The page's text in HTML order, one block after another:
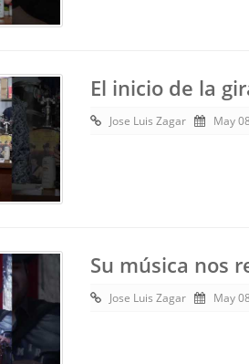
El inicio de la
Jose Luis Zagar May
Su música nos
Jose Luis Zagar May